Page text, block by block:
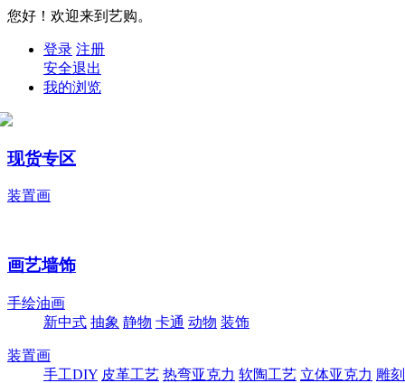
您好！欢迎来到艺购。
登录 注册
安全退出
我的浏览
现货专区
装置画
画艺墙饰
手绘油画
新中式 抽象 静物 卡通 动物 装饰
装置画
手工DIY 皮革工艺 热弯亚克力 软陶工艺 立体亚克力 雕